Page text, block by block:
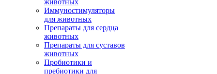
животных
Иммуностимуляторы
для животных
Препараты для сердца
животных
Препараты для суставов
животных
Пробиотики и
пребиотики для